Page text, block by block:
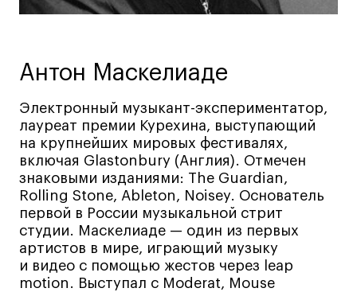
Сценография
Промышленный и предметный дизайн
Дизайн и декорирование интерьера
Бизнес и маркетинг
Подготовительные курсы и творческое
развитие
Среднесрочные
ИЗО и Керамика
Ландшафтный дизайн
Все программы
Антон Маскелиаде
Электронный музыкант-экспериментатор,
лауреат премии Курехина, выступающий
на крупнейших мировых фестивалях,
включая Glastonbury (Англия). Отмечен
знаковыми изданиями: The Guardian,
Rolling Stone, Ableton, Noisey. Основатель
первой в России музыкальной стрит
студии. Маскелиаде — один из первых
артистов в мире, играющий музыку
и видео с помощью жестов через leap
motion. Выступал с Moderat, Mouse